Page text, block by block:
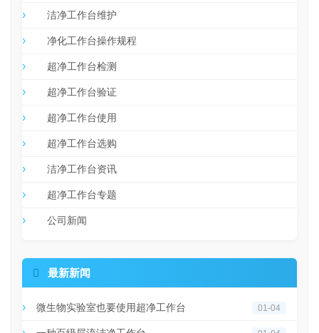
洁净工作台维护
净化工作台操作规程
超净工作台检测
超净工作台验证
超净工作台使用
超净工作台选购
洁净工作台资讯
超净工作台专题
公司新闻
 最新新闻
微生物实验室也要使用超净工作台 01-04